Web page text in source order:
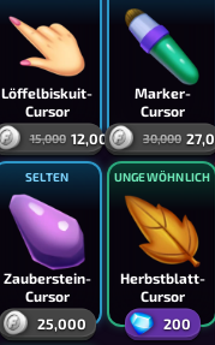
Löffelbiskuit-
Cursor
15,000 12,000
Marker-
Cursor
30,000
SELTEN
Zauberstein-
Cursor
25,000
UNGEWÖHNLICH
Herbstblatt-
Cursor
200